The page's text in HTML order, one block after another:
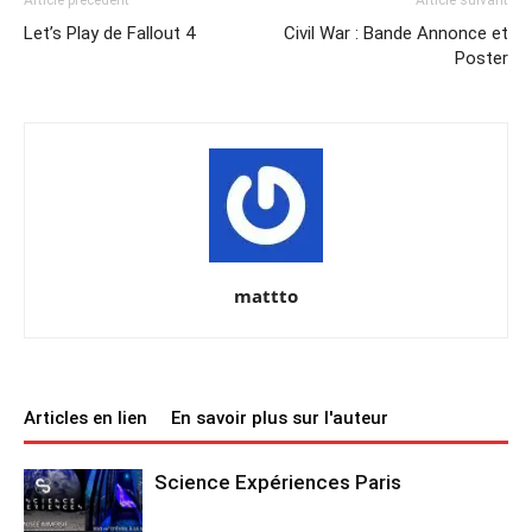
Let’s Play de Fallout 4
Civil War : Bande Annonce et
Poster
mattto
Articles en lien En savoir plus sur l'auteur
Science Expériences Paris